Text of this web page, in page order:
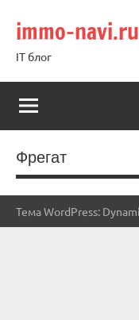
содержимому
immo-navi.ru
IT блог
Фрегат
Тема WordPress: